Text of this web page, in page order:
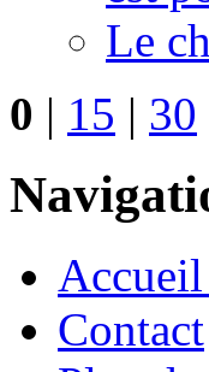
Le
0 | 15 | 30
Contact